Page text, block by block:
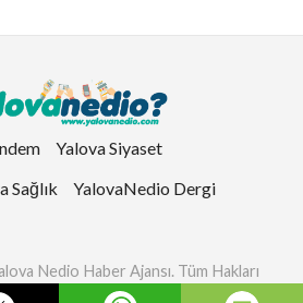
Yalova Siyaset
Sağlık
YalovaNedio Dergi
Nedio Haber Ajansı. Tüm Hakları